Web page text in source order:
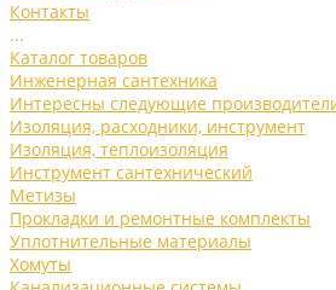
Контакты
...
Каталог товаров
Инженерная сантехника
Интересны следующие
Изоляция, расходники, инструмент
Изоляция, теплоизоляция
Инструмент сантехнический
Метизы
Прокладки и ремонтные комплекты
Уплотнительные материалы
Хомуты